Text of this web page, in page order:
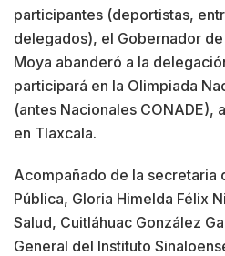
participantes (deportistas,
delegados), el Gobernador de
Moya abanderó a la
participará en la Olimpiada
(antes Nacionales CONADE),
en Tlaxcala.
Acompañado de la secretaria
Pública, Gloria Himelda Félix
Salud, Cuitláhuac González
General del Instituto